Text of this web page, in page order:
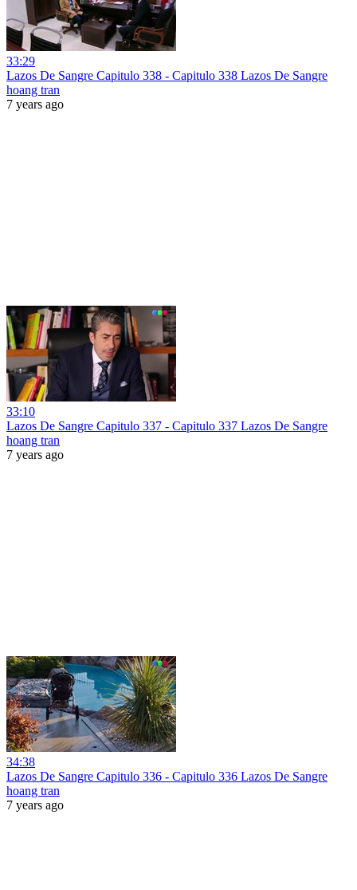
33:29
Lazos De Sangre Capitulo 338 - Capitulo 338 Lazos De Sangre
hoang tran
7 years ago
33:10
Lazos De Sangre Capitulo 337 - Capitulo 337 Lazos De Sangre
hoang tran
7 years ago
34:38
Lazos De Sangre Capitulo 336 - Capitulo 336 Lazos De Sangre
hoang tran
7 years ago